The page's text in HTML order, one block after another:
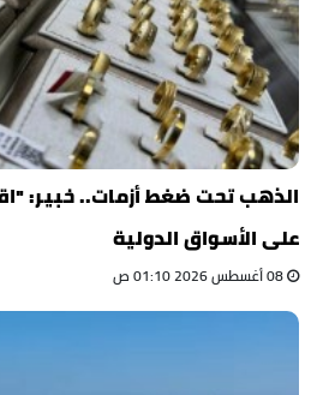
الذهب تحت ضغط أزمات.. خبير:
على الأسواق الدولية